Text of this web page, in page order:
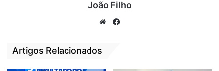
início em Alto Alegre do Pindaré, onde na
quinta-feira (18) participou de uma grande
federal reeleito André Fufuca e do prefeito
Fufuca. “O senador que apresentei na porta
João Filho
We
Artigos Relacionados